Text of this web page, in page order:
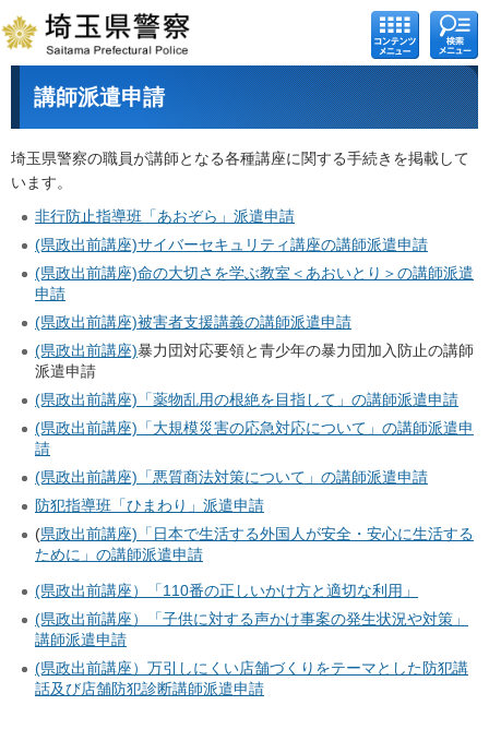
コンテ
ンツメ
ニュー
検索メ
ニュー
講師派遣申請
埼玉県警察の職員が講師となる各種講座に関する手続きを掲載して
います。
非行防止指導班「あおぞら」派遣申請
(県政出前講座)サイバーセキュリティ講座の講師派遣申請
(県政出前講座)命の大切さを学ぶ教室＜あおいとり＞の講師派遣
申請
(県政出前講座)被害者支援講義の講師派遣申請
(県政出前講座)暴力団対応要領と青少年の暴力団加入防止の講師
派遣申請
(県政出前講座)「薬物乱用の根絶を目指して」の講師派遣申請
(県政出前講座)「大規模災害の応急対応について」の講師派遣申
請
(県政出前講座)「悪質商法対策について」の講師派遣申請
防犯指導班「ひまわり」派遣申請
(県政出前講座)「日本で生活する外国人が安全・安心に生活する
ために」の講師派遣申請
(県政出前講座）「110番の正しいかけ方と適切な利用」
(県政出前講座）「子供に対する声かけ事案の発生状況や対策」
講師派遣申請
(県政出前講座）万引しにくい店舗づくりをテーマとした防犯講
話及び店舗防犯診断講師派遣申請